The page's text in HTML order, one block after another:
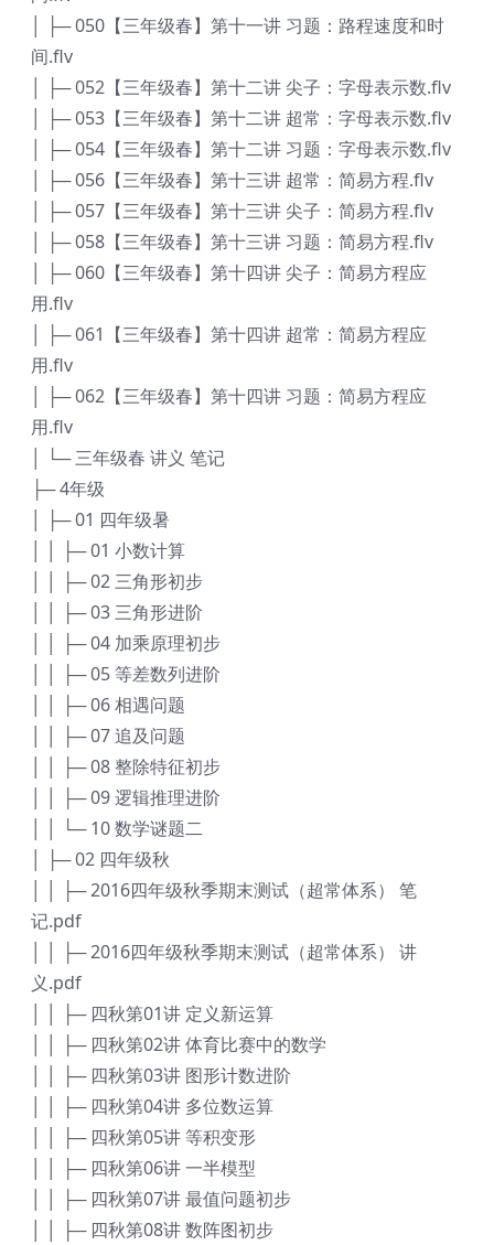
│ ├─ 050【三年级春】第十一讲 习题：路程速度和时
间.flv
│ ├─ 052【三年级春】第十二讲 尖子：字母表示数.flv
│ ├─ 053【三年级春】第十二讲 超常：字母表示数.flv
│ ├─ 054【三年级春】第十二讲 习题：字母表示数.flv
│ ├─ 056【三年级春】第十三讲 超常：简易方程.flv
│ ├─ 057【三年级春】第十三讲 尖子：简易方程.flv
│ ├─ 058【三年级春】第十三讲 习题：简易方程.flv
│ ├─ 060【三年级春】第十四讲 尖子：简易方程应
用.flv
│ ├─ 061【三年级春】第十四讲 超常：简易方程应
用.flv
│ ├─ 062【三年级春】第十四讲 习题：简易方程应
用.flv
│ └─ 三年级春 讲义 笔记
├─ 4年级
│ ├─ 01 四年级暑
│ │ ├─ 01 小数计算
│ │ ├─ 02 三角形初步
│ │ ├─ 03 三角形进阶
│ │ ├─ 04 加乘原理初步
│ │ ├─ 05 等差数列进阶
│ │ ├─ 06 相遇问题
│ │ ├─ 07 追及问题
│ │ ├─ 08 整除特征初步
│ │ ├─ 09 逻辑推理进阶
│ │ └─ 10 数学谜题二
│ ├─ 02 四年级秋
│ │ ├─ 2016四年级秋季期末测试（超常体系） 笔
记.pdf
│ │ ├─ 2016四年级秋季期末测试（超常体系） 讲
义.pdf
│ │ ├─ 四秋第01讲 定义新运算
│ │ ├─ 四秋第02讲 体育比赛中的数学
│ │ ├─ 四秋第03讲 图形计数进阶
│ │ ├─ 四秋第04讲 多位数运算
│ │ ├─ 四秋第05讲 等积变形
│ │ ├─ 四秋第06讲 一半模型
│ │ ├─ 四秋第07讲 最值问题初步
│ │ ├─ 四秋第08讲 数阵图初步